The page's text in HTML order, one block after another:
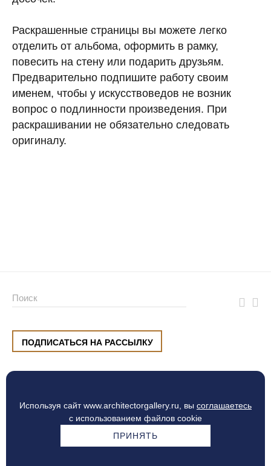
Раскрашенные страницы вы можете легко
отделить от альбома, оформить в рамку,
повесить на стену или подарить друзьям.
Предварительно подпишите работу своим
именем, чтобы у искусcтвоведов не возник
вопрос о подлинности произведения. При
раскрашивании не обязательно следовать
оригиналу.
Используя сайт www.architectorgallery.ru, вы соглашаетесь
с использованием файлов cookie
ПРИНЯТЬ
ПОДПИСАТЬСЯ НА РАССЫЛКУ
ул. Малышева, 8, Екатеринбург
Процесс оплаты